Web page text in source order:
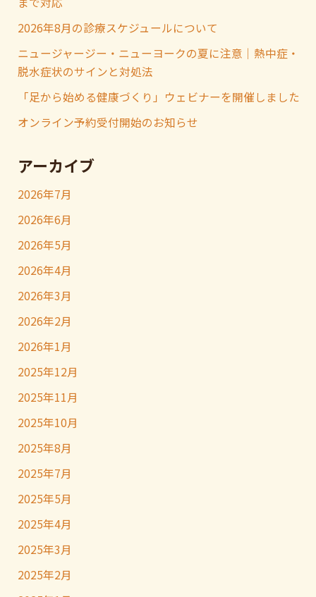
2026年8月の診療スケジュールについて
ニュージャージー・ニューヨークの夏に注意｜熱中症・
脱水症状のサインと対処法
「足から始める健康づくり」ウェビナーを開催しました
オンライン予約受付開始のお知らせ
アーカイブ
2026年7月
2026年6月
2026年5月
2026年4月
2026年3月
2026年2月
2026年1月
2025年12月
2025年11月
2025年10月
2025年8月
2025年7月
2025年5月
2025年4月
2025年3月
2025年2月